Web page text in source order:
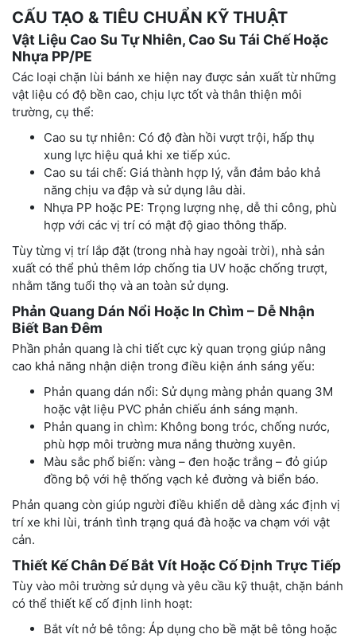
CẤU TẠO & TIÊU CHUẨN KỸ THUẬT
Vật Liệu Cao Su Tự Nhiên, Cao Su Tái Chế Hoặc
Nhựa PP/PE
Các loại chặn lùi bánh xe hiện nay được sản xuất từ những
vật liệu có độ bền cao, chịu lực tốt và thân thiện môi
trường, cụ thể:
Cao su tự nhiên: Có độ đàn hồi vượt trội, hấp thụ
xung lực hiệu quả khi xe tiếp xúc.
Cao su tái chế: Giá thành hợp lý, vẫn đảm bảo khả
năng chịu va đập và sử dụng lâu dài.
Nhựa PP hoặc PE: Trọng lượng nhẹ, dễ thi công, phù
hợp với các vị trí có mật độ giao thông thấp.
Tùy từng vị trí lắp đặt (trong nhà hay ngoài trời), nhà sản
xuất có thể phủ thêm lớp chống tia UV hoặc chống trượt,
nhằm tăng tuổi thọ và an toàn sử dụng.
Phản Quang Dán Nổi Hoặc In Chìm – Dễ Nhận
Biết Ban Đêm
Phần phản quang là chi tiết cực kỳ quan trọng giúp nâng
cao khả năng nhận diện trong điều kiện ánh sáng yếu:
Phản quang dán nổi: Sử dụng màng phản quang 3M
hoặc vật liệu PVC phản chiếu ánh sáng mạnh.
Phản quang in chìm: Không bong tróc, chống nước,
phù hợp môi trường mưa nắng thường xuyên.
Màu sắc phổ biến: vàng – đen hoặc trắng – đỏ giúp
đồng bộ với hệ thống vạch kẻ đường và biển báo.
Phản quang còn giúp người điều khiển dễ dàng xác định vị
trí xe khi lùi, tránh tình trạng quá đà hoặc va chạm với vật
cản.
Thiết Kế Chân Đế Bắt Vít Hoặc Cố Định Trực Tiếp
Tùy vào môi trường sử dụng và yêu cầu kỹ thuật, chặn bánh
có thể thiết kế cố định linh hoạt:
Bắt vít nở bê tông: Áp dụng cho bề mặt bê tông hoặc